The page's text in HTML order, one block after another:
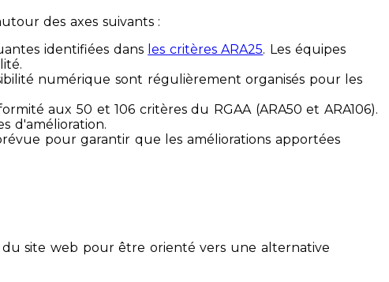
des axes suivants :
identifiées dans les critères ARA25. Les équipes
numérique sont régulièrement organisés pour les
aux 50 et 106 critères du RGAA (ARA50 et ARA106).
d'amélioration.
pour garantir que les améliorations apportées
du site web pour être orienté vers une alternative